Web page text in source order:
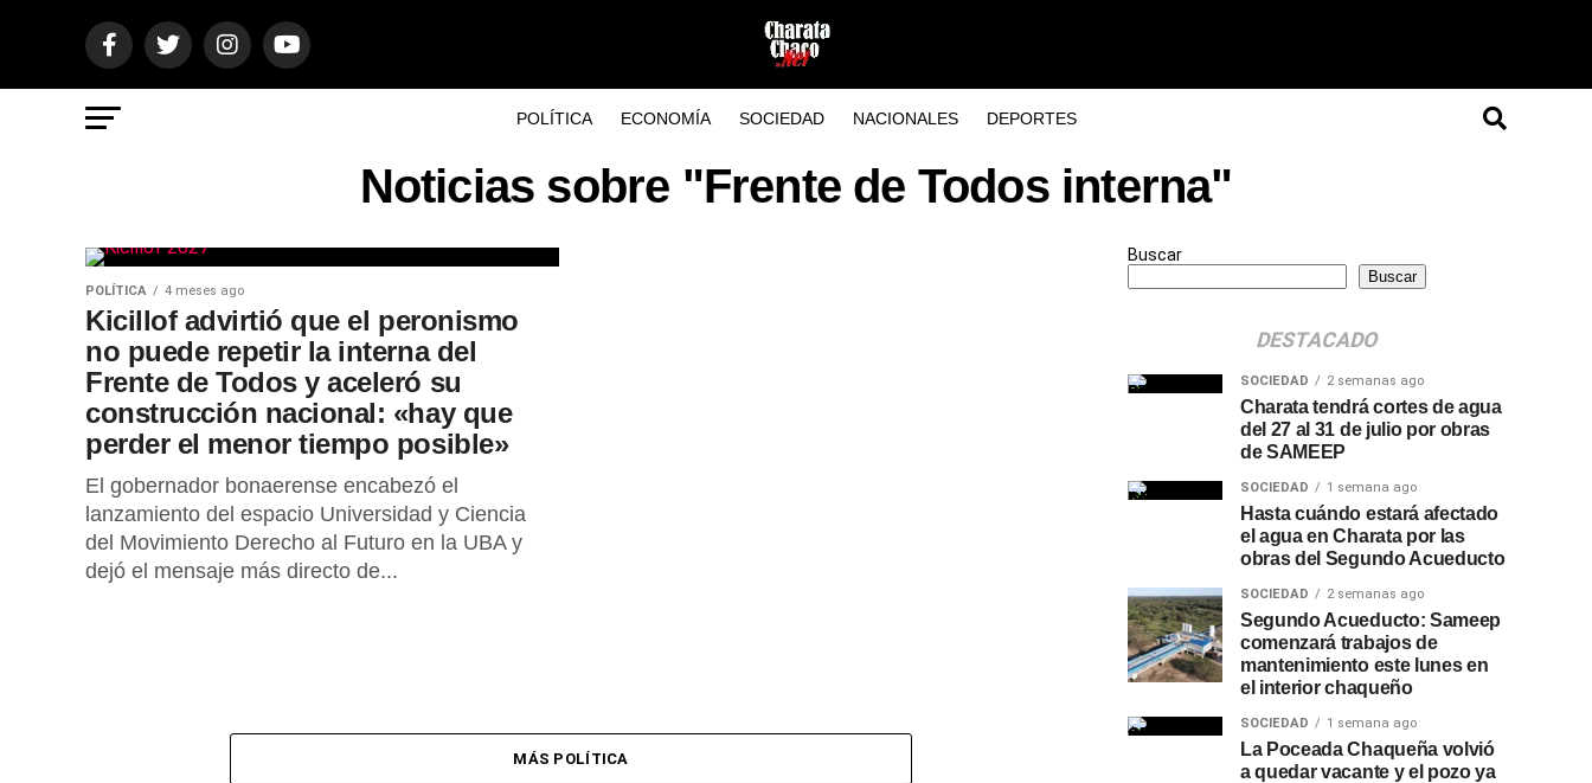
POLÍTICA ECONOMÍA SOCIEDAD NACIONALES DEPORTES
Noticias sobre "Frente de Todos interna"
POLÍTICA 4 meses ago
Kicillof advirtió que el peronismo
no puede repetir la interna del
Frente de Todos y aceleró su
construcción nacional: «hay que
perder el menor tiempo posible»
El gobernador bonaerense encabezó el
lanzamiento del espacio Universidad y Ciencia
del Movimiento Derecho al Futuro en la UBA y
dejó el mensaje más directo de...
MÁS POLÍTICA
Buscar
Buscar
DESTACADO
SOCIEDAD 2 semanas ago
Charata tendrá cortes de agua
del 27 al 31 de julio por obras
de SAMEEP
SOCIEDAD 1 semana ago
Hasta cuándo estará afectado
el agua en Charata por las
obras del Segundo Acueducto
SOCIEDAD 2 semanas ago
Segundo Acueducto: Sameep
comenzará trabajos de
mantenimiento este lunes en
el interior chaqueño
SOCIEDAD 1 semana ago
La Poceada Chaqueña volvió
a quedar vacante y el pozo ya